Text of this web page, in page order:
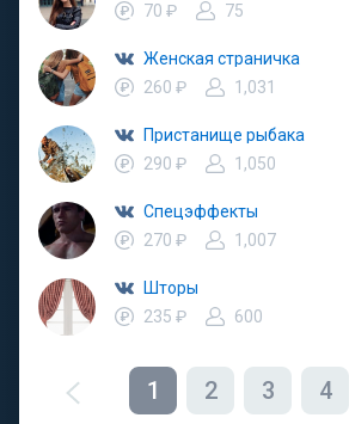
70 ₽
75
Женская страничка
260 ₽
1,031
Пристанище рыбака
290 ₽
1,050
Спецэффекты
270 ₽
1,007
Шторы
235 ₽
600
1 2 3 4